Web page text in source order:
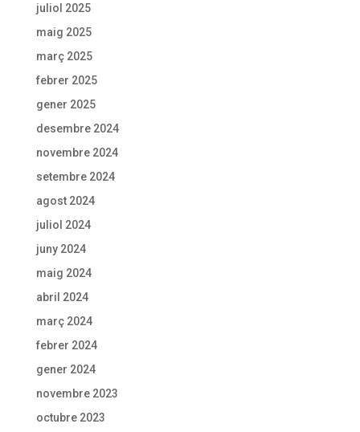
juliol 2025
maig 2025
març 2025
febrer 2025
gener 2025
desembre 2024
novembre 2024
setembre 2024
agost 2024
juliol 2024
juny 2024
maig 2024
abril 2024
març 2024
febrer 2024
gener 2024
novembre 2023
octubre 2023